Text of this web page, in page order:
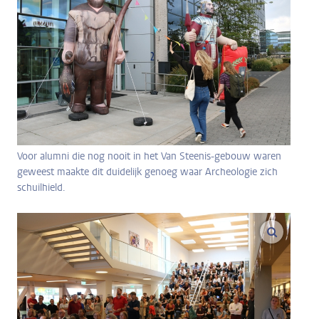
Voor alumni die nog nooit in het Van Steenis-gebouw waren
geweest maakte dit duidelijk genoeg waar Archeologie zich
schuilhield.